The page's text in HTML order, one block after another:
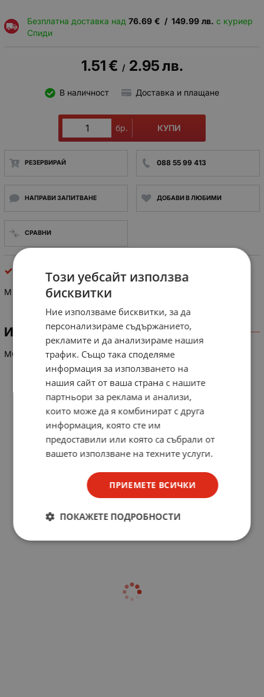
Безплатна доставка над 76.69 € / 149.99 лв. с куриер
Спиди
1.51€ / 2.95лв.
В наличност Доставка и плащане
бр. КУПИ
РЕЗЕРВИРАЙ 088 55 99 413
НАПРАВИ ЗАПИТВАНЕ ДОБАВИ В ЛЮБИМИ
СРАВНИ
интегрални схеми
M 51971 L
ИНФОРМАЦИЯ
MOTOR SPEED CONTROL
Този уебсайт използва
бисквитки
Ние използваме бисквитки, за да
персонализираме съдържанието,
рекламите и да анализираме нашия
трафик. Също така споделяме
информация за използването на
нашия сайт от ваша страна с нашите
партньори за реклама и анализи,
които може да я комбинират с друга
информация, която сте им
предоставили или която са събрали от
вашето използване на техните услуги.
ПРИЕМЕТЕ ВСИЧКИ
ПОКАЖЕТЕ ПОДРОБНОСТИ